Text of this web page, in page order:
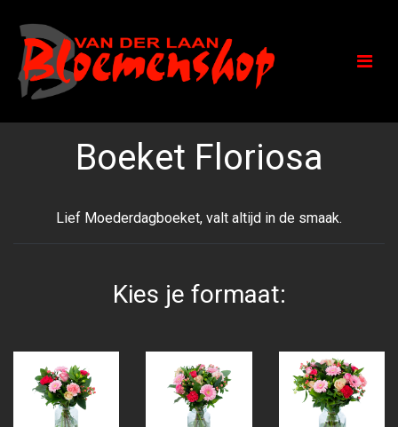
Boeket Floriosa
Lief Moederdagboeket, valt altijd in de smaak.
Kies je formaat: